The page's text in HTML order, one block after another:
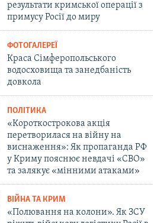
результати кримської операції з
примусу Росії до миру
ФОТОГАЛЕРЕЇ
Краса Сімферопольського
водосховища та занедбаність
довкола
ПОЛІТИКА
«Короткострокова акція
перетворилася на війну на
виснаження»: Як пропаганда РФ
у Криму пояснює невдачі «СВО»
та залякує «мінними атаками»
ВІЙНА ТА КРИМ
«Полювання на колони». Як ЗСУ